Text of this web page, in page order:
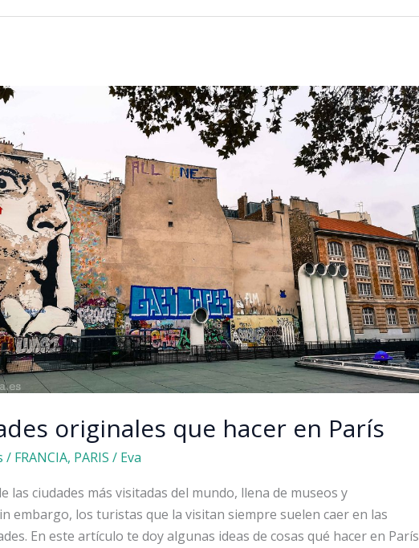
originales que hacer en París
/ FRANCIA, PARIS / Eva
las ciudades más visitadas del mundo, llena de museos y
embargo, los turistas que la visitan siempre suelen caer en las
En este artículo te doy algunas ideas de cosas qué hacer en París